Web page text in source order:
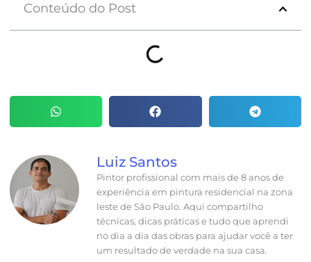
Conteúdo do Post
Luiz Santos
Pintor profissional com mais de 8 anos de
experiência em pintura residencial na zona
leste de São Paulo. Aqui compartilho
técnicas, dicas práticas e tudo que aprendi
no dia a dia das obras para ajudar você a ter
um resultado de verdade na sua casa.